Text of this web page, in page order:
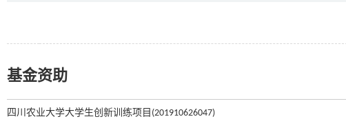
基金资助
四川农业大学大学生创新训练项目(201910626047)